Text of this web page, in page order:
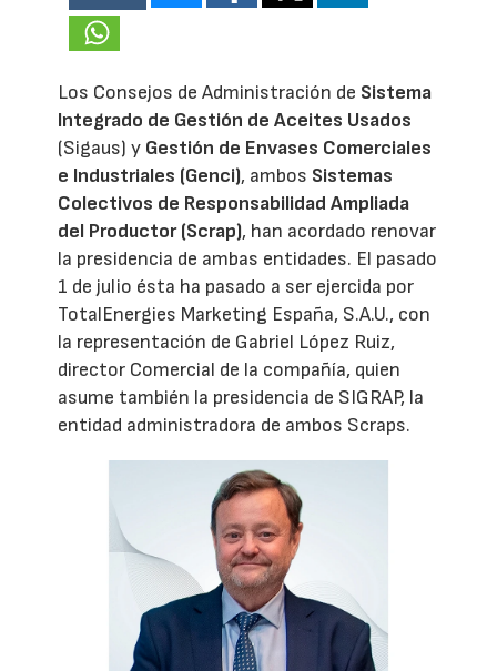
Los Consejos de Administración de Sistema
Integrado de Gestión de Aceites Usados
(Sigaus) y Gestión de Envases Comerciales
e Industriales (Genci), ambos Sistemas
Colectivos de Responsabilidad Ampliada
del Productor (Scrap), han acordado renovar
la presidencia de ambas entidades. El pasado
1 de julio ésta ha pasado a ser ejercida por
TotalEnergies Marketing España, S.A.U., con
la representación de Gabriel López Ruiz,
director Comercial de la compañía, quien
asume también la presidencia de SIGRAP, la
entidad administradora de ambos Scraps.